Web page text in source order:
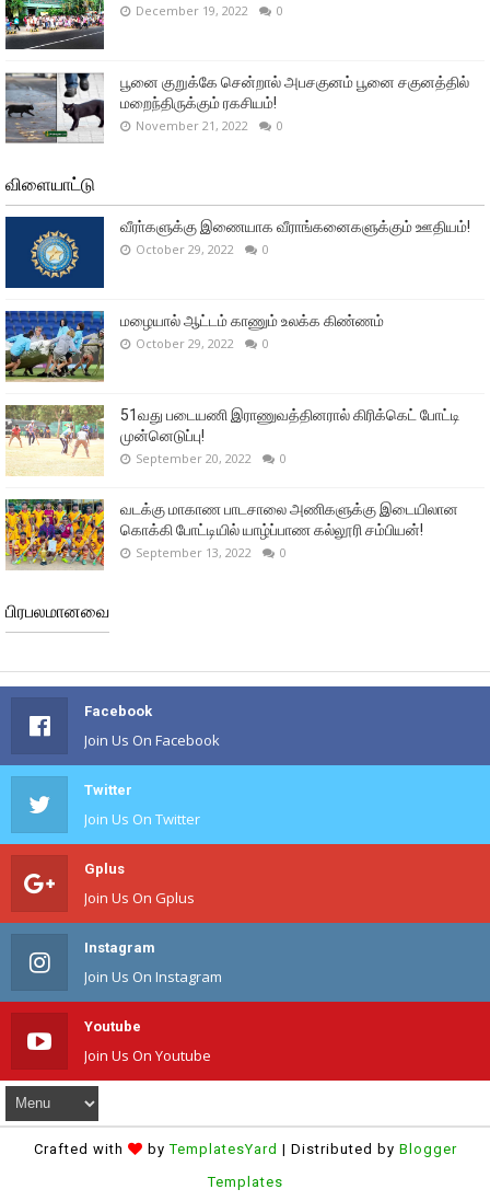
December 19, 2022 0
பூனை குறுக்கே சென்றால் அபசகுனம் பூனை சகுனத்தில்
மறைந்திருக்கும் ரகசியம்!
November 21, 2022 0
விளையாட்டு
வீரா்களுக்கு இணையாக வீராங்கனைகளுக்கும் ஊதியம்!
October 29, 2022 0
மழையால் ஆட்டம் காணும் உலக்க கிண்ணம்
October 29, 2022 0
51வது படையணி இராணுவத்தினரால் கிரிக்கெட் போட்டி
முன்னெடுப்பு!
September 20, 2022 0
வடக்கு மாகாண பாடசாலை அணிகளுக்கு இடையிலான
கொக்கி போட்டியில் யாழ்ப்பாண கல்லூரி சம்பியன்!
September 13, 2022 0
பிரபலமானவை
Facebook
Join Us On Facebook
Twitter
Join Us On Twitter
Gplus
Join Us On Gplus
Instagram
Join Us On Instagram
Youtube
Join Us On Youtube
Crafted with byTemplatesYard | Distributed by Blogger
Templates